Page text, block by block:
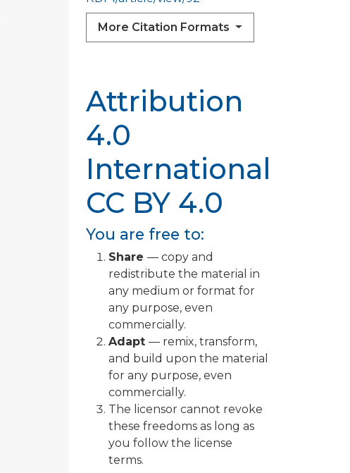
More Citation Formats
Attribution
4.0
International
CC BY 4.0
You are free to:
Share — copy and
redistribute the material in
any medium or format for
any purpose, even
commercially.
Adapt — remix, transform,
and build upon the material
for any purpose, even
commercially.
The licensor cannot revoke
these freedoms as long as
you follow the license
terms.